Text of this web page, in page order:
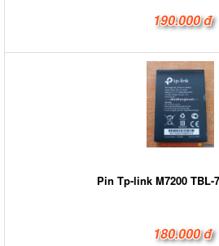
190.000 đ
Pin Tp-link M7200 TBL-
180.000 đ